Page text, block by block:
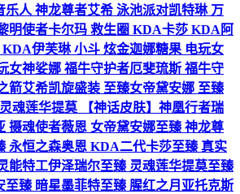
乐人 神龙尊者艾希 泳池派对凯特琳 万
明使者卡尔玛 救生圈 KDA卡莎 KDA阿
伊芙琳 小斗 炫金迦娜糖果 电玩女
女神娑娜 福牛守护者厄斐琉斯 福牛守
箭艾希凯旋盛装 至臻女帝黛安娜 至臻
魂莲华提莫 【神话皮肤】神凰行者瑞
摄魂使者薇恩 女帝黛安娜至臻 神龙尊
永恒之森奥恩 KDA二代卡莎至臻 真实
能特工伊泽瑞尔至臻 灵魂莲华提莫至臻
至臻 暗星墨菲特至臻 腥红之月亚托克斯